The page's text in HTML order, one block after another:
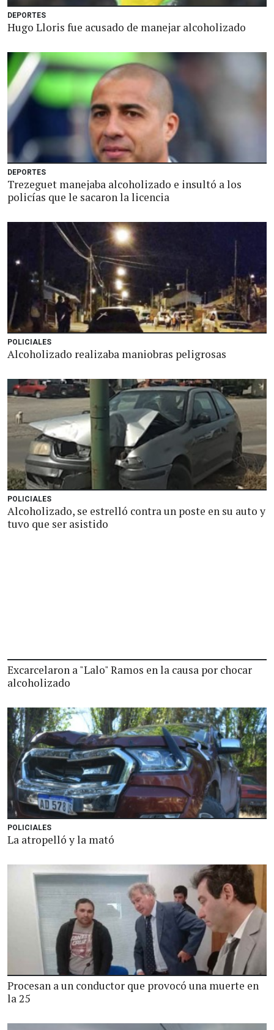
DEPORTES
Hugo Lloris fue acusado de manejar alcoholizado
DEPORTES
Trezeguet manejaba alcoholizado e insultó a los
policías que le sacaron la licencia
POLICIALES
Alcoholizado realizaba maniobras peligrosas
POLICIALES
Alcoholizado, se estrelló contra un poste en su auto y
tuvo que ser asistido
Excarcelaron a "Lalo" Ramos en la causa por chocar
alcoholizado
POLICIALES
La atropelló y la mató
Procesan a un conductor que provocó una muerte en
la 25